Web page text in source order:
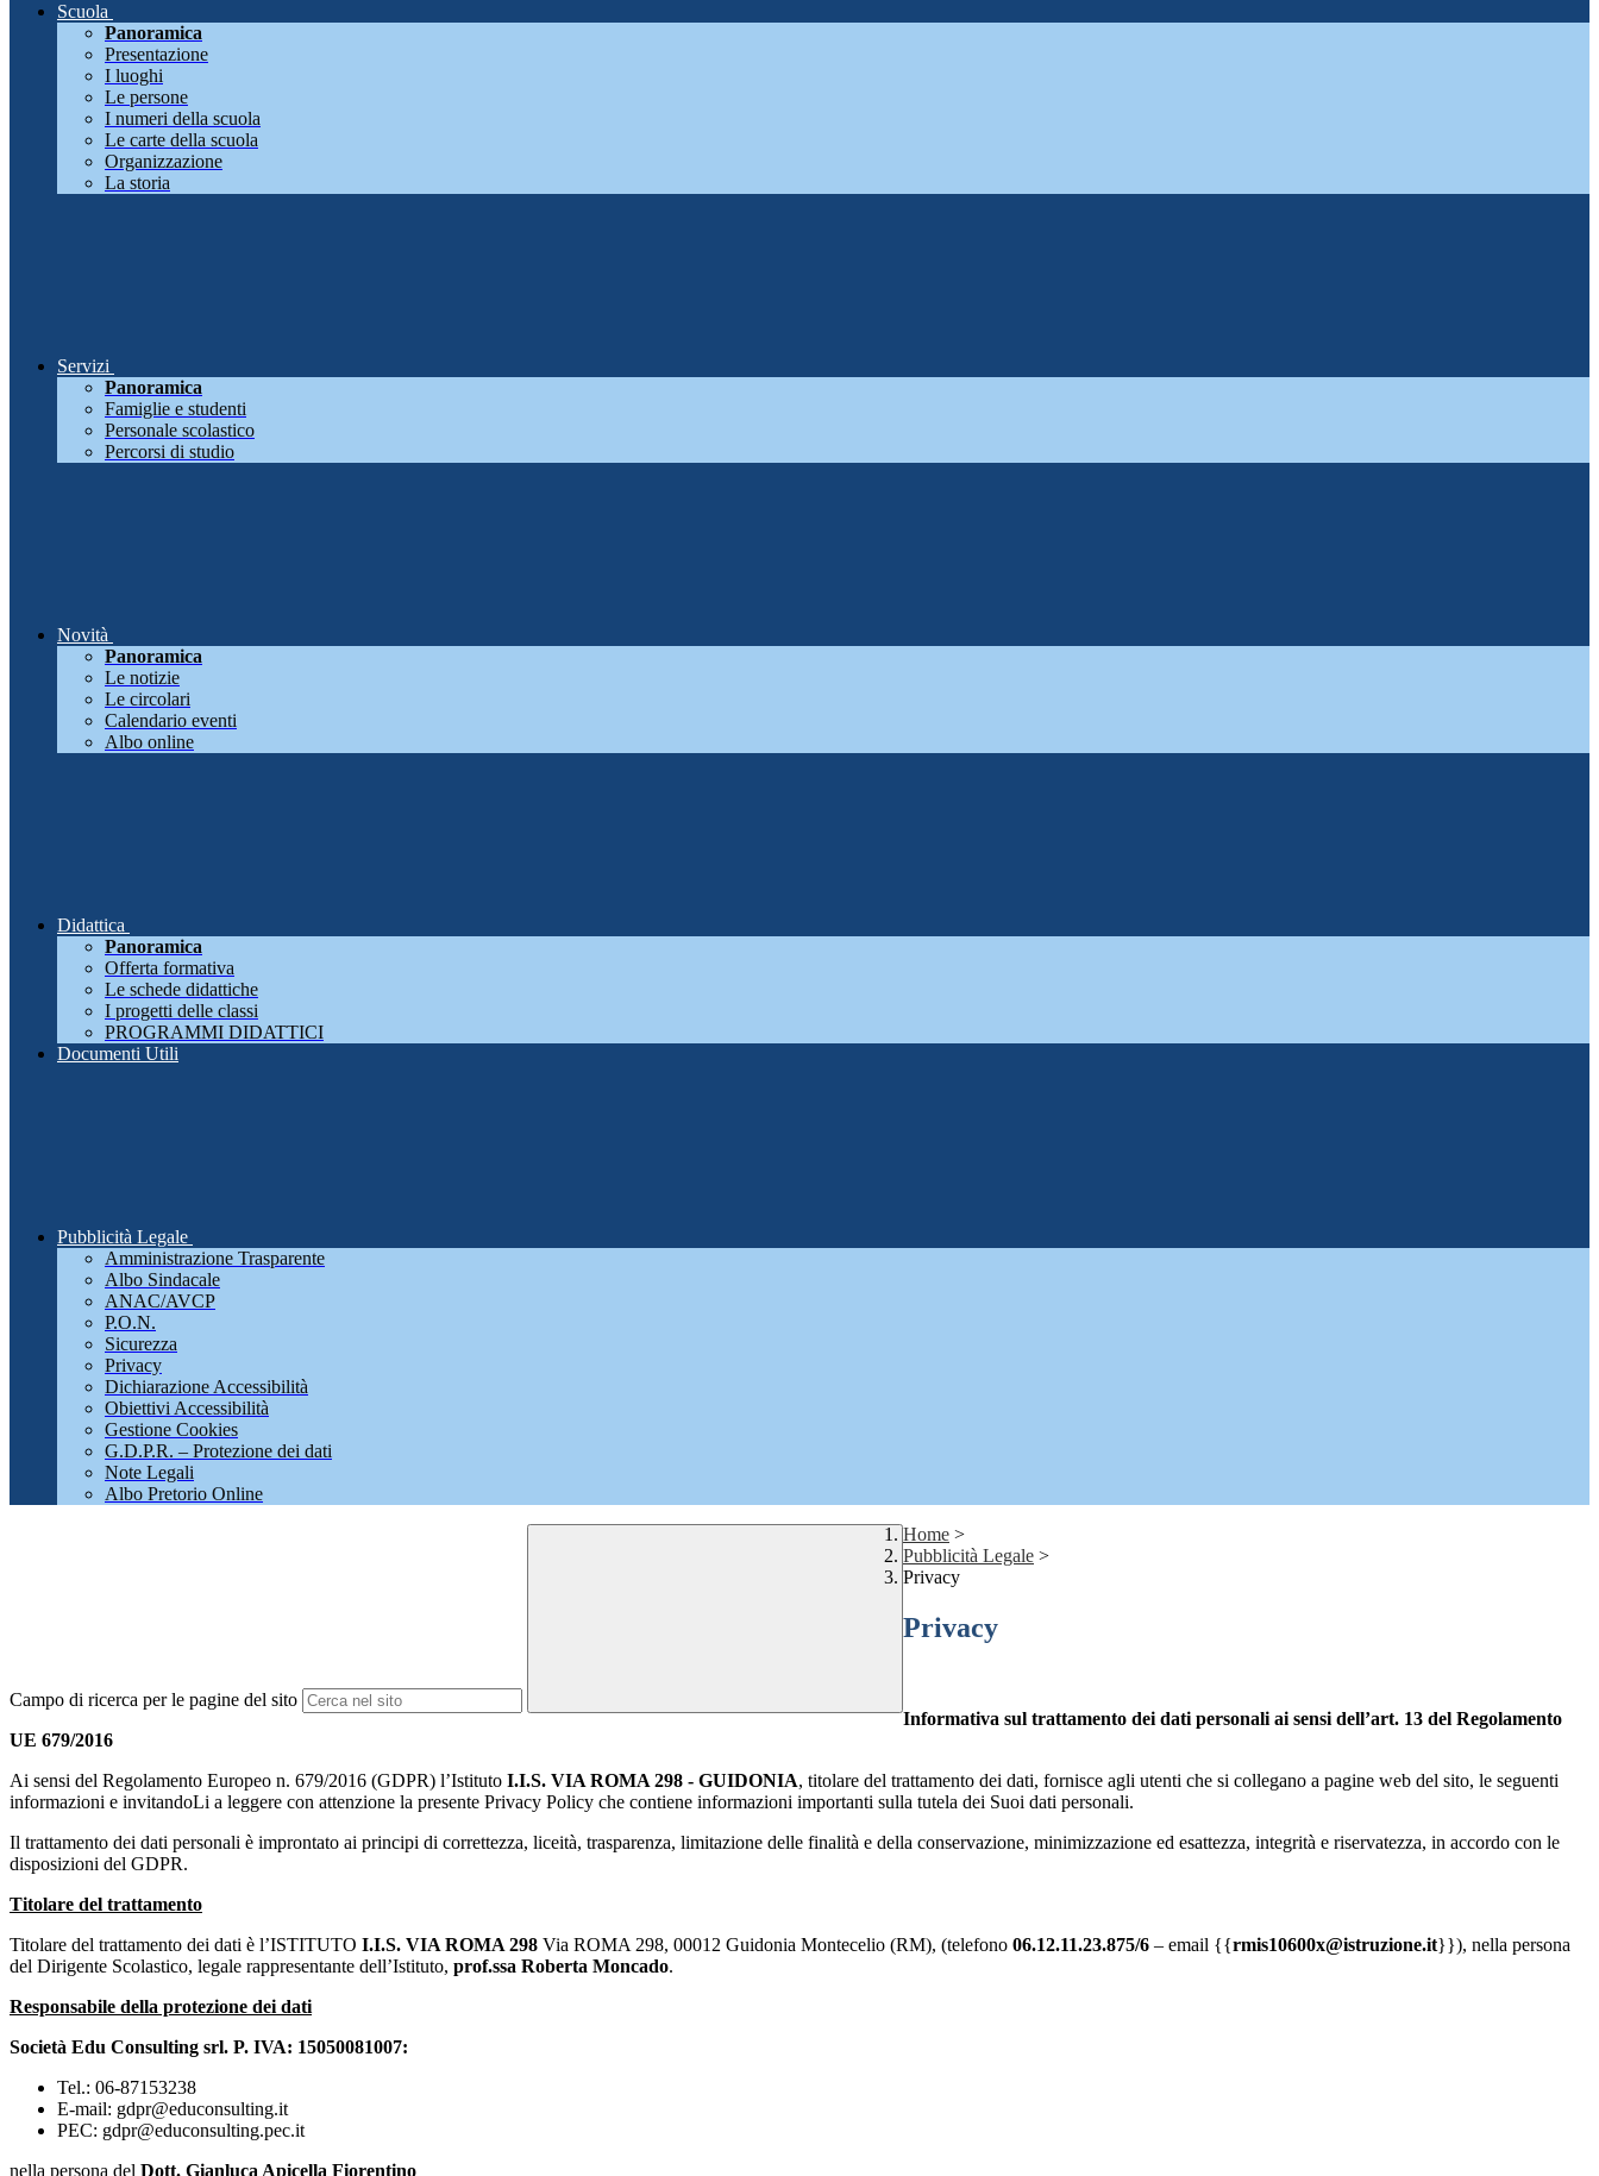
Scuola
Panoramica
Presentazione
I luoghi
Le persone
I numeri della scuola
Le carte della scuola
Organizzazione
La storia
Servizi
Panoramica
Famiglie e studenti
Personale scolastico
Percorsi di studio
Novità
Panoramica
Le notizie
Le circolari
Calendario eventi
Albo online
Didattica
Panoramica
Offerta formativa
Le schede didattiche
I progetti delle classi
PROGRAMMI DIDATTICI
Documenti Utili
Pubblicità Legale
Amministrazione Trasparente
Albo Sindacale
ANAC/AVCP
P.O.N.
Sicurezza
Privacy
Dichiarazione Accessibilità
Obiettivi Accessibilità
Gestione Cookies
G.D.P.R. – Protezione dei dati
Note Legali
Albo Pretorio Online
Campo di ricerca per le pagine del sito
Home >
Pubblicità Legale >
Privacy
Privacy
Informativa sul trattamento dei dati personali ai sensi dell’art. 13 del Regolamento
UE 679/2016
Ai sensi del Regolamento Europeo n. 679/2016 (GDPR) l’Istituto I.I.S. VIA ROMA 298 - GUIDONIA, titolare del trattamento dei dati, fornisce agli utenti che si collegano a pagine web del sito, le seguenti
informazioni e invitandoLi a leggere con attenzione la presente Privacy Policy che contiene informazioni importanti sulla tutela dei Suoi dati personali.
Il trattamento dei dati personali è improntato ai principi di correttezza, liceità, trasparenza, limitazione delle finalità e della conservazione, minimizzazione ed esattezza, integrità e riservatezza, in accordo con le
disposizioni del GDPR.
Titolare del trattamento
Titolare del trattamento dei dati è l’ISTITUTO I.I.S. VIA ROMA 298 Via ROMA 298, 00012 Guidonia Montecelio (RM), (telefono 06.12.11.23.875/6 – email {{rmis10600x@istruzione.it}}), nella persona
del Dirigente Scolastico, legale rappresentante dell’Istituto, prof.ssa Roberta Moncado.
Responsabile della protezione dei dati
Società Edu Consulting srl. P. IVA: 15050081007:
Tel.: 06-87153238
E-mail: gdpr@educonsulting.it
PEC: gdpr@educonsulting.pec.it
nella persona del Dott. Gianluca Apicella Fiorentino